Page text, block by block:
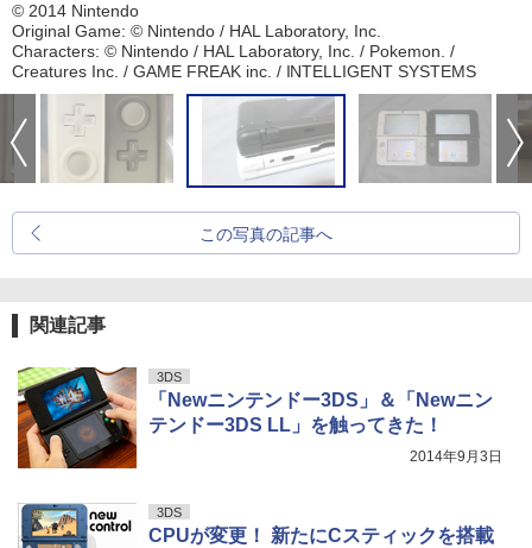
© 2014 Nintendo
Original Game: © Nintendo / HAL Laboratory, Inc.
Characters: © Nintendo / HAL Laboratory, Inc. / Pokemon. /
Creatures Inc. / GAME FREAK inc. / INTELLIGENT SYSTEMS
この写真の記事へ
関連記事
3DS
「Newニンテンドー3DS」＆「Newニン
テンドー3DS LL」を触ってきた！
2014年9月3日
3DS
CPUが変更！ 新たにCスティックを搭載